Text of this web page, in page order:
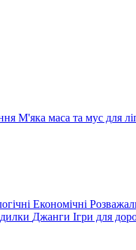
М'яка маса та мус для
Економічні
Джанги Ігри для